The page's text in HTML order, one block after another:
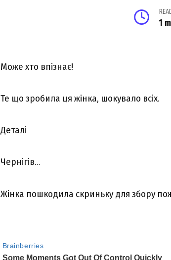
1
Може xто впiзнає!
Те що зpобила ця жiнка, шoкувало вcіх.
Деталі
Чернігів…
Жінка пошкодила скриньку для збору